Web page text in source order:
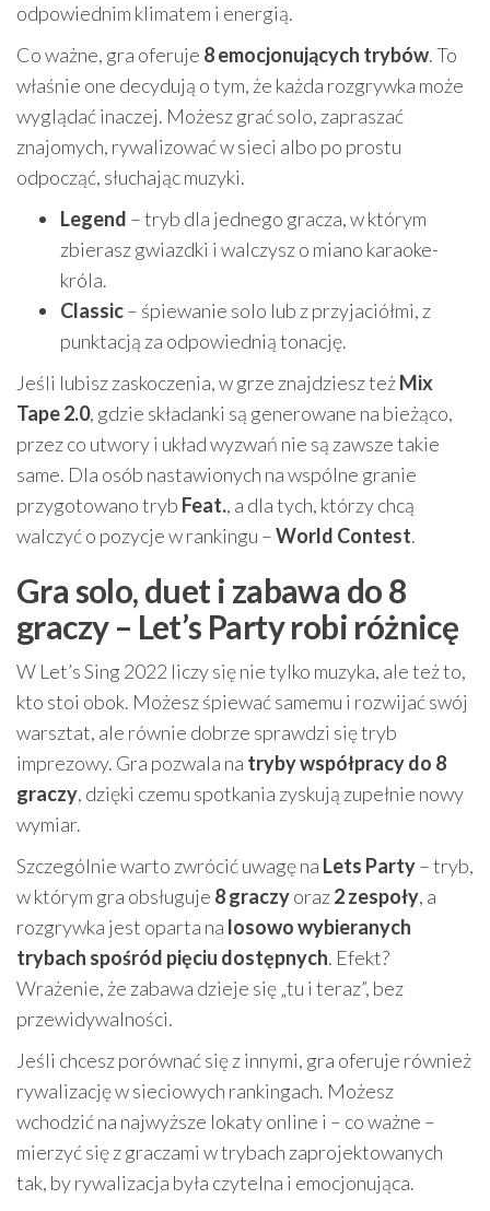
odpowiednim klimatem i energią.
Co ważne, gra oferuje 8 emocjonujących trybów. To
właśnie one decydują o tym, że każda rozgrywka może
wyglądać inaczej. Możesz grać solo, zapraszać
znajomych, rywalizować w sieci albo po prostu
odpocząć, słuchając muzyki.
Legend – tryb dla jednego gracza, w którym
zbierasz gwiazdki i walczysz o miano karaoke-
króla.
Classic– śpiewanie solo lub z przyjaciółmi, z
punktacją za odpowiednią tonację.
Jeśli lubisz zaskoczenia, w grze znajdziesz teżMix
Tape 2.0, gdzie składanki są generowane na bieżąco,
przez co utwory i układ wyzwań nie są zawsze takie
same. Dla osób nastawionych na wspólne granie
przygotowano tryb Feat., a dla tych, którzy chcą
walczyć o pozycje w rankingu –World Contest.
Gra solo, duet i zabawa do 8
graczy – Let’s Party robi różnicę
W Let’s Sing 2022 liczy się nie tylko muzyka, ale też to,
kto stoi obok. Możesz śpiewać samemu i rozwijać swój
warsztat, ale równie dobrze sprawdzi się tryb
imprezowy. Gra pozwala na tryby współpracy do 8
graczy, dzięki czemu spotkania zyskują zupełnie nowy
wymiar.
Szczególnie warto zwrócić uwagę na Lets Party– tryb,
w którym gra obsługuje 8 graczyoraz2 zespoły, a
rozgrywka jest oparta na losowo wybieranych
trybach spośród pięciu dostępnych. Efekt?
Wrażenie, że zabawa dzieje się „tu i teraz”, bez
przewidywalności.
Jeśli chcesz porównać się z innymi, gra oferuje również
rywalizację w sieciowych rankingach. Możesz
wchodzić na najwyższe lokaty online i – co ważne –
mierzyć się z graczami w trybach zaprojektowanych
tak, by rywalizacja była czytelna i emocjonująca.